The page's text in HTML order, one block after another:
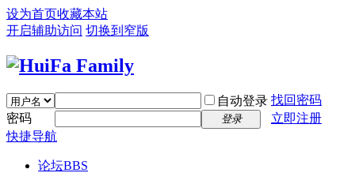
设为首页收藏本站
开启辅助访问 切换到窄版
自动登录 找回密码
密码
登录
立即注册
快捷导航
论坛BBS